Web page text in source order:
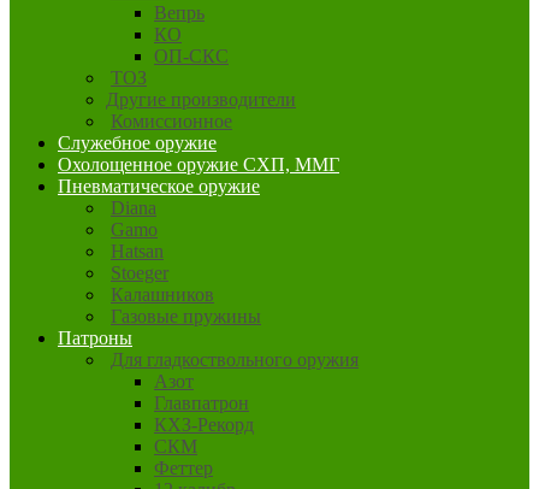
Вепрь
КО
ОП-СКС
ТОЗ
Другие производители
Комиссионное
Служебное оружие
Охолощенное оружие СХП, ММГ
Пневматическое оружие
Diana
Gamo
Hatsan
Stoeger
Калашников
Газовые пружины
Патроны
Для гладкоствольного оружия
Азот
Главпатрон
КХЗ-Рекорд
СКМ
Феттер